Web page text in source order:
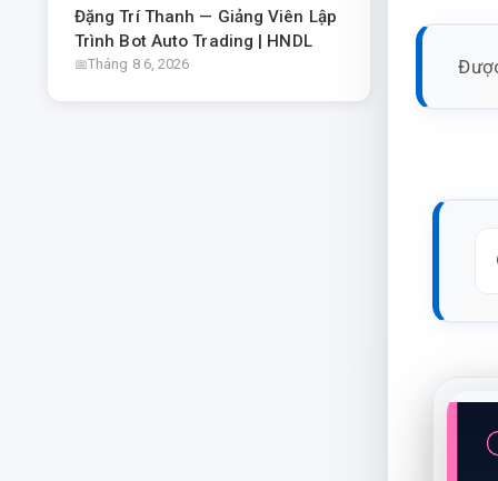
Đặng Trí Thanh — Giảng Viên Lập
Trình Bot Auto Trading | HNDL
Tháng 8 6, 2026